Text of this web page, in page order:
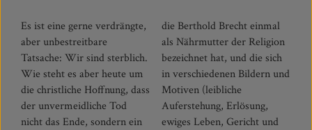
Es ist eine gerne verdrängte,
aber unbestreitbare
Tatsache: Wir sind sterblich.
Wie steht es aber heute um
die christliche Hoffnung, dass
der unvermeidliche Tod
nicht das Ende, sondern ein
die Berthold Brecht einmal
als Nährmutter der Religion
bezeichnet hat, und die sich
in verschiedenen Bildern und
Motiven (leibliche
Auferstehung, Erlösung,
ewiges Leben, Gericht und